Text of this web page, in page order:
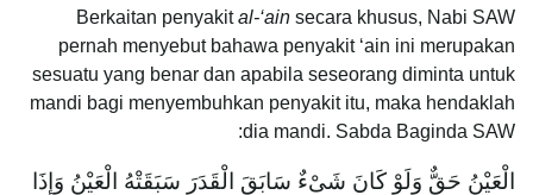
Berkaitan penyakital-‘ain secara khusus, Nabi SAW
pernah menyebut bahawa penyakit ‘ain ini merupakan
sesuatu yang benar dan apabila seseorang diminta untuk
mandi bagi menyembuhkan penyakit itu, maka hendaklah
dia mandi. Sabda Baginda SAW:
الْعَيْنُ حَقٌّ وَلَوْ كَانَ شَىْءٌ سَابَقَ الْقَدَرَ سَبَقَتْهُ الْعَيْنُ وَإِذَا